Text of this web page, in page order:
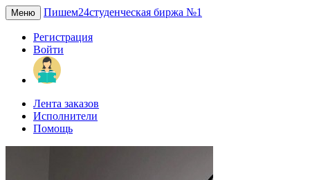
Меню Пишем24студенческая биржа №1
Регистрация
Войти
Лента заказов
Исполнители
Помощь